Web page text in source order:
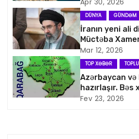
i
q
a
s
i
DÜNYA GÜNDƏM
İranın yeni ali
Müctəba
Mar 12, 2026
TOP XƏBƏR
Azərbaycan
hazırlaşır. Bəs
nifrəti necə
Fev 23, 2026